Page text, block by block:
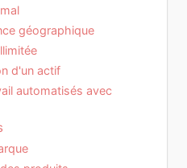
géographique
d'un actif
automatisés avec